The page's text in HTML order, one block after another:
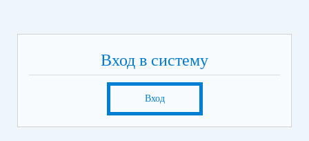
Вход в систему
Вход